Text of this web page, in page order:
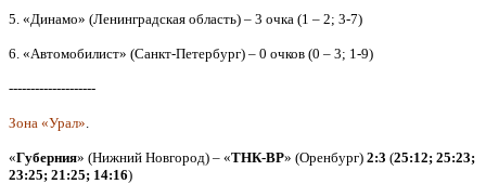
5. «Динамо» (Ленинградская область) – 3 очка (1 – 2; 3-7)
6. «Автомобилист» (Санкт-Петербург) – 0 очков (0 – 3; 1-9)
--------------------
Зона «Урал».
«Губерния» (Нижний Новгород) – «ТНК-ВР» (Оренбург) 2:3 (25:12; 25:23;
23:25; 21:25; 14:16)